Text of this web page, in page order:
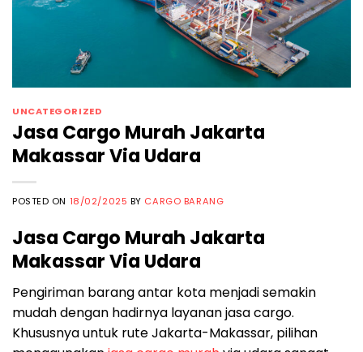
UNCATEGORIZED
Jasa Cargo Murah Jakarta
Makassar Via Udara
POSTED ON 18/02/2025 BY CARGO BARANG
Jasa Cargo Murah Jakarta
Makassar Via Udara
Pengiriman barang antar kota menjadi semakin
mudah dengan hadirnya layanan jasa cargo.
Khususnya untuk rute Jakarta-Makassar, pilihan